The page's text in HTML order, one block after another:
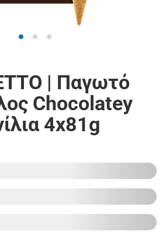
| Παγωτό
Chocolatey
4x81g